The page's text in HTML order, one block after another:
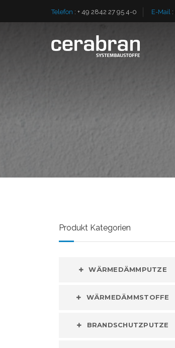
Telefon : + 49 2842 27 95 4-0 E-Mail :
Produkt Kategorien
WÄRMEDÄMMPUTZE
WÄRMEDÄMMSTOFFE
BRANDSCHUTZPUTZE